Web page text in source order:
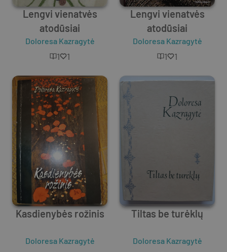
Lengvi vienatvės
atodūsiai
Doloresa Kazragytė
1 1
Lengvi vienatvės
atodūsiai
Doloresa Kazragytė
1 1
Kasdienybės rožinis
Doloresa Kazragytė
Tiltas be turėklų
Doloresa Kazragytė